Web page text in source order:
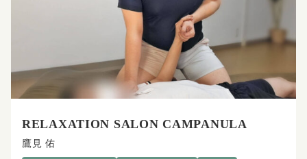
RELAXATION SALON CAMPANULA
鷹見 佑